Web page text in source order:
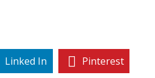
Linked In Pinterest